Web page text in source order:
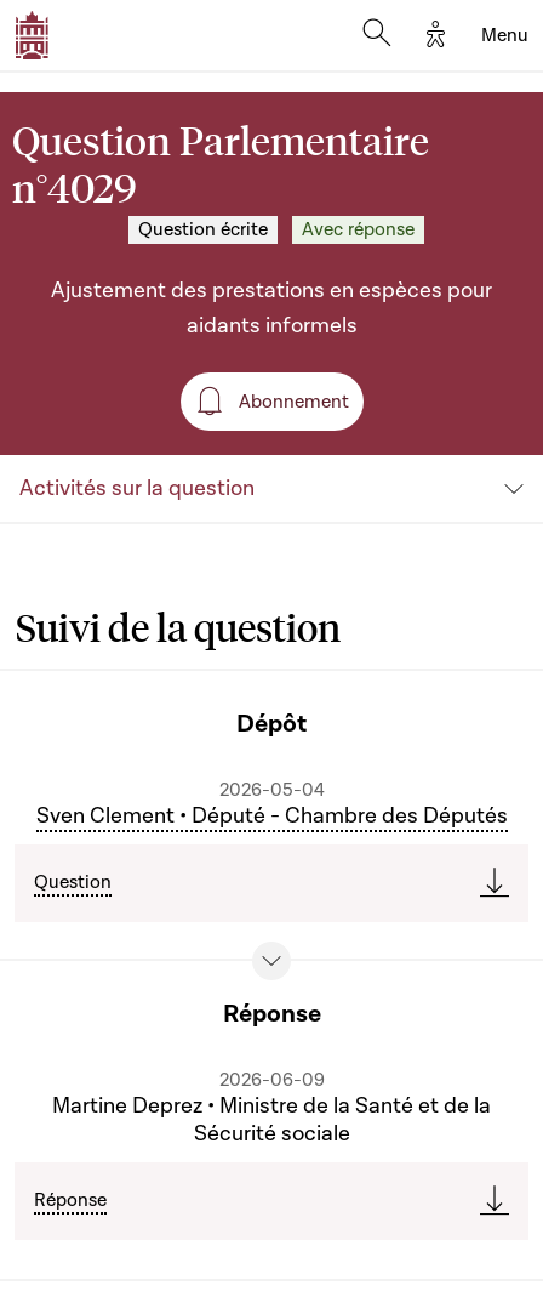
Options
Menu
Question Parlementaire
n°4029
Question écrite Avec réponse
Ajustement des prestations en espèces pour
aidants informels
Abonnement
Abonnement
Activités sur la question
Suivi de la question
Dépôt
2026-05-04
Sven Clement • Député - Chambre des Députés
Question
Réponse
2026-06-09
Martine Deprez • Ministre de la Santé et de la
Sécurité sociale
Réponse